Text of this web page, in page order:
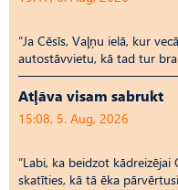
“Ja Cēsīs, Vaļņu ielā, kur
autostāvvietu, kā tad tur
Atļāva visam sabrukt
15:08, 5. Aug, 2026
“Labi, ka beidzot
skatīties, kā tā ēka